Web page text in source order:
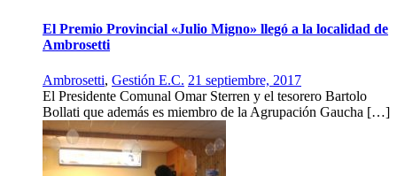
El Premio Provincial «Julio Migno» llegó a la localidad de
Ambrosetti
Ambrosetti, Gestión E.C. 21 septiembre, 2017
El Presidente Comunal Omar Sterren y el tesorero Bartolo
Bollati que además es miembro de la Agrupación Gaucha […]